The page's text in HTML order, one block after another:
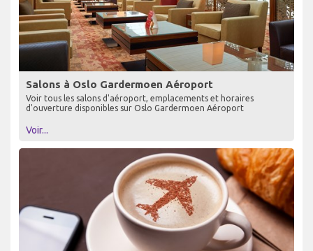
Salons à Oslo Gardermoen Aéroport
Voir tous les salons d'aéroport, emplacements et horaires
d'ouverture disponibles sur Oslo Gardermoen Aéroport
Voir...